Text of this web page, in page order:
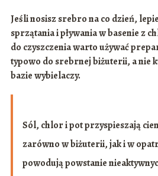
Jeśli nosisz srebro na co dzień,
sprzątania i pływania w basenie z
do czyszczenia warto używać
typowo do srebrnej biżuterii, a nie
bazie wybielaczy.
Sól, chlor i pot przyspieszają
zarówno w biżuterii, jak i w
powodują powstanie